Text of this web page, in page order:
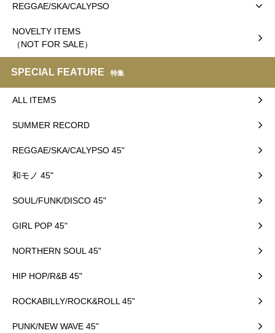
REGGAE/SKA/CALYPSO
NOVELTY ITEMS
（NOT FOR SALE）
SPECIAL FEATURE 特集
ALL ITEMS
SUMMER RECORD
REGGAE/SKA/CALYPSO 45"
和モノ 45"
SOUL/FUNK/DISCO 45"
GIRL POP 45"
NORTHERN SOUL 45"
HIP HOP/R&B 45"
ROCKABILLY/ROCK&ROLL 45"
PUNK/NEW WAVE 45"